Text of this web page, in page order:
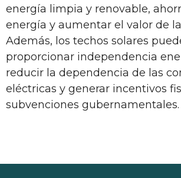
energía limpia y renovable,
energía y aumentar el valor de
Además, los techos solares
proporcionar independencia
reducir la dependencia de las
eléctricas y generar incentivos
subvenciones gubernamentales.